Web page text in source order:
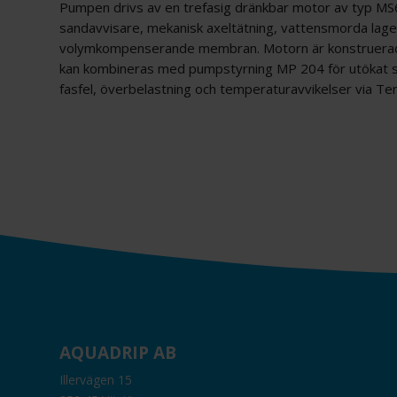
Pumpen drivs av en trefasig dränkbar motor av typ
sandavvisare, mekanisk axeltätning, vattensmorda
volymkompenserande membran. Motorn är
kan kombineras med pumpstyrning MP 204 för utökat
fasfel, överbelastning och temperaturavvikelser via
AQUADRIP AB
Illervägen 15